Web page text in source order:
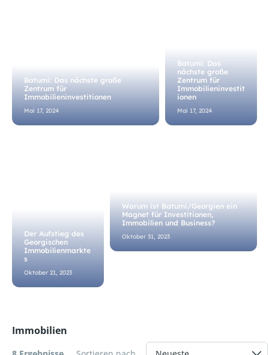
Batumi: Das nächste große
Zentrum für
Immobilieninvestitionen
Mai 17, 2024
Batumi: Das
nächste große
Zentrum für
Immobilieninvestit
ionen
Mai 17, 2024
Der Aufstieg des
Georgischen
Immobilienmarkte
s
Oktober 21, 2023
Warum ist Batumi/Georgien ein
Magnet für Investitionen,
Immobilien und Business?
Oktober 31, 2023
Immobilien